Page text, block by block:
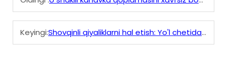
Keyingi:Shovqinli qiyaliklarni hal etish: Yo'l chetidagi suv tushirishda V- shaklli kanal qoplamasining qo'llanilishi